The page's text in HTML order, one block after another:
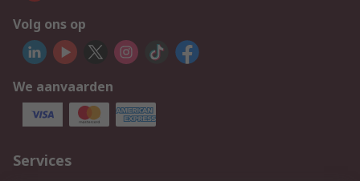
Volg ons op
We aanvaarden
Services